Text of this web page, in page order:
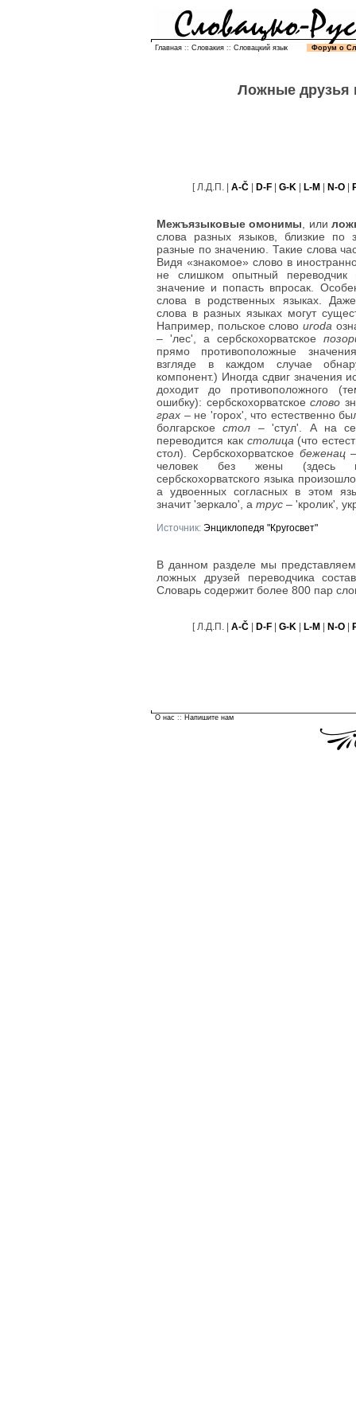
Главная :: Словакия :: Словацкий язык Форум о
Ложные друзья
[ Л.Д.П. | A-Č| D-F| G-K| L-M N-O|
Межъязыковые омонимы , или
слова разных языков, близкие по
разные по значению. Такие слова
Видя «знакомое» слово в
не слишком опытный
значение и попасть впросак.
слова в родственных языках.
слова в разных языках могут
Например, польское словоuroda
– 'лес', а сербскохорватское
прямо противоположные
взгляде в каждом случае
компонент.) Иногда сдвиг значения
доходит до противоположного
ошибку): сербскохорватскоеслово
грах – не 'горох', что естественно
болгарскоестол – 'стул'. А на
переводится как столица (что
стол). Сербскохорватское беженац–
человек без жены (здесь
сербскохорватского языка
а удвоенных согласных в этом
значит 'зеркало', а трус – 'кролик',
Источник: Энциклопедя "Кругосвет"
В данном разделе мы
ложных друзей переводчика
Словарь содержит более 800 пар
[ Л.Д.П. | A-Č| D-F| G-K| L-M N-O|
О нас :: Напишите нам